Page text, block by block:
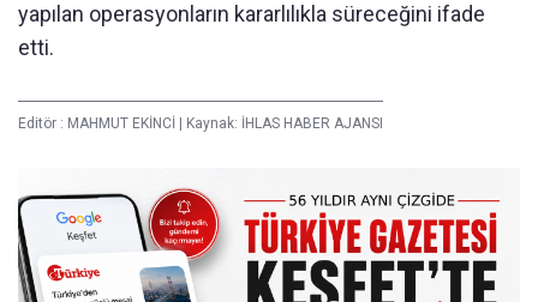
yapılan operasyonların kararlılıkla süreceğini ifade
etti.
Editör : MAHMUT EKİNCİ Kaynak: İHLAS HABER AJANSI